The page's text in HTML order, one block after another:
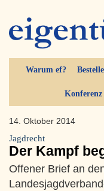
Warum ef?
Konferenz
14. Oktober 2014
Jagdrecht
Der Kampf
Offener Brief an